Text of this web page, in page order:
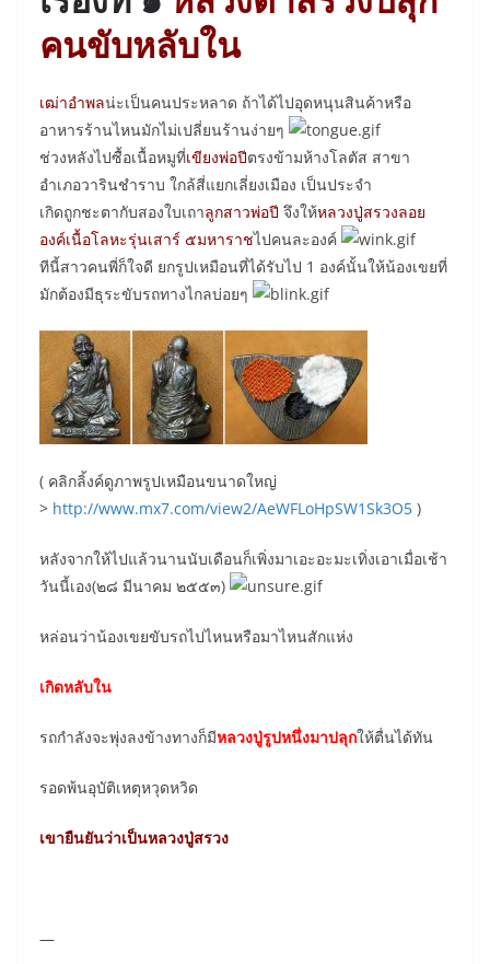
คนขับหลับใน
เฒ่าอำพลน่ะเป็นคนประหลาด ถ้าได้ไปอุดหนุนสินค้าหรือ
อาหารร้านไหนมักไม่เปลี่ยนร้านง่ายๆ
ช่วงหลังไปซื้อเนื้อหมูที่เขียงพ่อปีตรงข้ามห้างโลตัส สาขา
อำเภอวารินชำราบ ใกล้สี่แยกเลี่ยงเมือง เป็นประจำ
เกิดถูกชะตากับสองใบเถาลูกสาวพ่อปี จึงให้หลวงปู่สรวงลอย
องค์เนื้อโลหะรุ่นเสาร์ ๕มหาราชไปคนละองค์
ทีนี้สาวคนพี่ก็ใจดี ยกรูปเหมือนที่ได้รับไป 1 องค์นั้นให้น้องเขยที่
มักต้องมีธุระขับรถทางไกลบ่อยๆ
( คลิกลิ้งค์ดูภาพรูปเหมือนขนาดใหญ่
> http://www.mx7.com/view2/AeWFLoHpSW1Sk3O5 )
หลังจากให้ไปแล้วนานนับเดือนก็เพิ่งมาเอะอะมะเทิ่งเอาเมื่อเช้า
วันนี้เอง(๒๘ มีนาคม ๒๕๕๓)
หล่อนว่าน้องเขยขับรถไปไหนหรือมาไหนสักแห่ง
เกิดหลับใน
รถกำลังจะพุ่งลงข้างทางก็มีหลวงปู่รูปหนึ่งมาปลุกให้ตื่นได้ทัน
รอดพ้นอุบัติเหตุหวุดหวิด
เขายืนยันว่าเป็นหลวงปู่สรวง
—